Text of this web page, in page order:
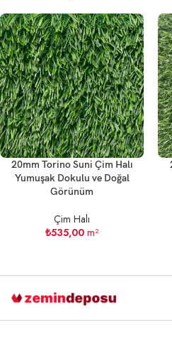
20mm Torino Suni Çim Halı
Yumuşak Dokulu ve Doğal
Görünüm
Çim Halı
₺535,00 m²